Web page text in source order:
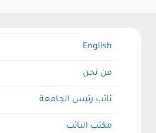
English
من نحن
نائب رئيس الجامعة
مكتب النائب